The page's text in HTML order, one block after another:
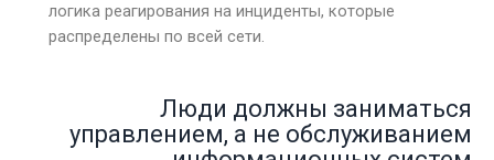
логика реагирования на инциденты, которые
распределены по всей сети.
Люди должны заниматься
управлением, а не обслуживанием